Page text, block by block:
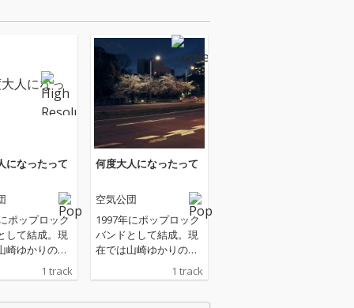
になったって
ポップロック
して結成。現
崎ゆかりのソ
ている空気公
1 track
何度大人になったって
空気公団
1997年にポップロック
バンドとして結成。現
在では山崎ゆかりのソ
て活動している空気公
1 track